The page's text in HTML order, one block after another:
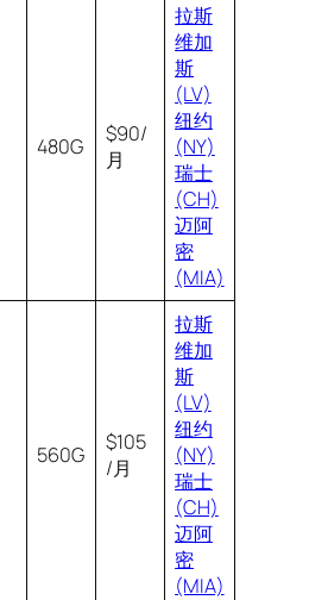
480G
$90/
月
拉斯
维加
斯
(LV)
纽约
(NY)
瑞士
(CH)
迈阿
密
(MIA)
560G
$105
/月
拉斯
维加
斯
(LV)
纽约
(NY)
瑞士
(CH)
迈阿
密
(MIA)